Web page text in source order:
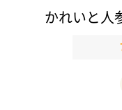
かれいと人